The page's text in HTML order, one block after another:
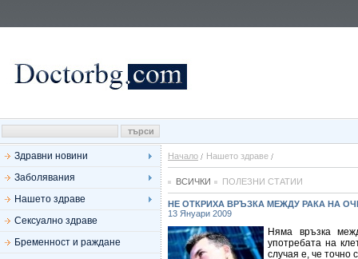
Здравни новини
Заболявания
Нашето здраве
Сексуално здраве
Бременност и раждане
Начало Нашето здраве
ВСИЧКИ ПОЛЕЗНИ СТАТИИ
НЕ ОТКРИХА ВРЪЗКА МЕЖДУ РАКА НА
13 Януари 2009
Няма връзка
употребата на
случая е, че точно